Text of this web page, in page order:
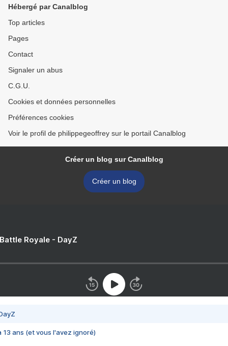
Hébergé par Canalblog
Top articles
Pages
Contact
Signaler un abus
C.G.U.
Cookies et données personnelles
Préférences cookies
Voir le profil de philippegeoffrey sur le portail Canalblog
Créer un blog sur Canalblog
Créer un blog
Royale - DayZ
13 ans (et vous l'avez ignoré)